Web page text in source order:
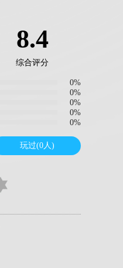
8.4
综合评分
0%
0%
0%
0%
0%
玩过(0人)